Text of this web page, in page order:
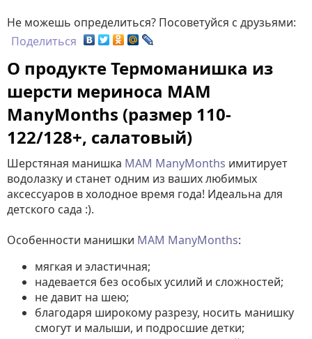
Не можешь определиться? Посоветуйся с друзьями:
Поделиться
О продукте Термоманишка из
шерсти мериноса MAM
ManyMonths (размер 110-
122/128+, салатовый)
Шерстяная манишка MAM ManyMonths имитирует
водолазку и станет одним из ваших любимых
аксессуаров в холодное время года! Идеальна для
детского сада :).
Особенности манишки MAM ManyMonths:
мягкая и эластичная;
надевается без особых усилий и сложностей;
не давит на шею;
благодаря широкому разрезу, носить манишку
смогут и малыши, и подросшие детки;